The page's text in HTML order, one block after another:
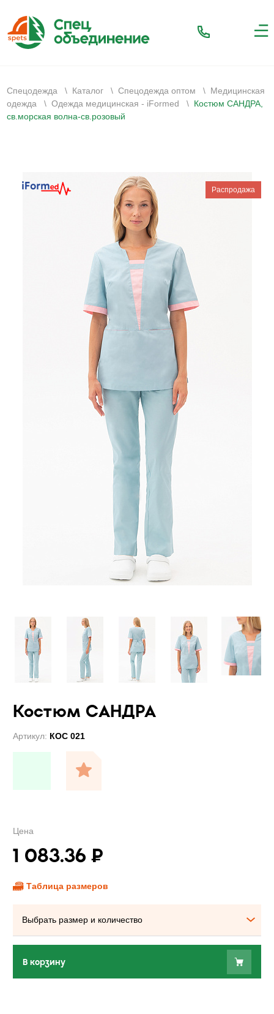
Спецодежда \ Каталог \ Спецодежда оптом \ Медицинская
одежда
\ Одежда медицинская - iFormed \ Костюм САНДРА,
св.морская волна-св.розовый
Распродажа
Костюм САНДРА
Артикул: КОС 021
Цена
1 083.36 ₽
Таблица размеров
Выбрать размер и количество
В корзину